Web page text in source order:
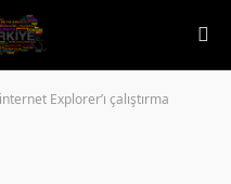
Explorer’ı çalıştırma